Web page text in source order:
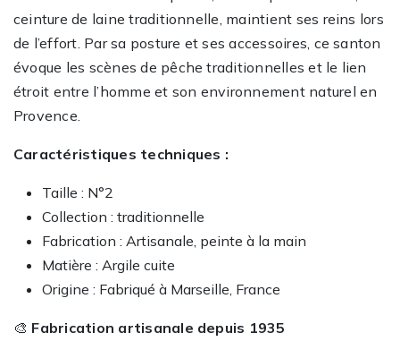
ceinture de laine traditionnelle, maintient ses reins lors
de l’effort. Par sa posture et ses accessoires, ce santon
évoque les scènes de pêche traditionnelles et le lien
étroit entre l’homme et son environnement naturel en
Provence.
Caractéristiques techniques :
Taille : N°2
Collection : traditionnelle
Fabrication : Artisanale, peinte à la main
Matière : Argile cuite
Origine : Fabriqué à Marseille, France
🎨 Fabrication artisanale depuis 1935